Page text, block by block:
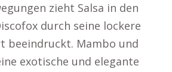
zieht Salsa in den
durch seine lockere
beeindruckt. Mambo und
exotische und elegante